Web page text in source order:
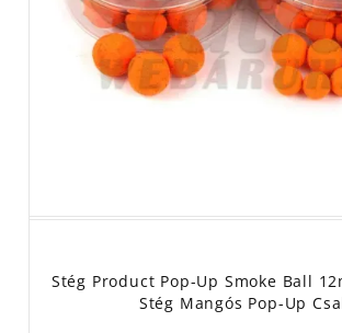
Stég Product Pop-Up Smoke Ball
Stég Mangós Pop-Up